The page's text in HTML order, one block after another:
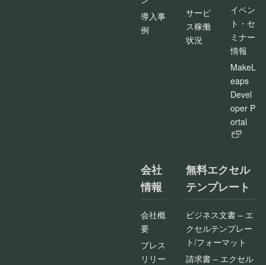
導入事
例
サービ
ス稼働
状況
イベン
ト・セ
ミナー
情報
MakeL
eaps
Devel
oper P
ortal
会社
情報
会社概
要
プレス
リリー
無料エクセル
テンプレート
ビジネス文書 – エ
クセルテンプレー
ト/フォーマット
請求書 – エクセル